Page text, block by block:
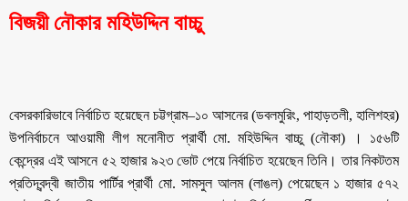
বিজয়ী নৌকার মহিউদ্দিন বাচ্চু
বেসরকারিভাবে নির্বাচিত হয়েছেন চট্টগ্রাম–১০ আসনের (ডবলমুরিং, পাহাড়তলী, হালিশহর)
উপনির্বাচনে আওয়ামী লীগ মনোনীত প্রার্থী মো. মহিউদ্দিন বাচ্চু (নৌকা) । ১৫৬টি
কেন্দ্রের এই আসনে ৫২ হাজার ৯২৩ ভোট পেয়ে নির্বাচিত হয়েছেন তিনি। তার নিকটতম
প্রতিদ্বন্দ্বী জাতীয় পার্টির প্রার্থী মো. সামসুল আলম (লাঙল) পেয়েছেন ১ হাজার ৫৭২